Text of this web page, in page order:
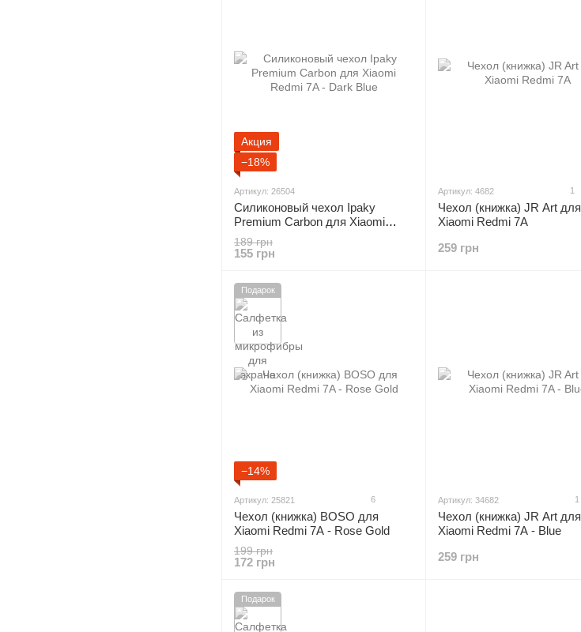
Акция
−18%
Артикул: 26504
Силиконовый чехол Ipaky
Premium Carbon для Xiaomi
Redmi 7A - Dark Blue
189 грн
155 грн
Артикул: 4682 1
Чехол (книжка) JR Art для
Xiaomi Redmi 7A
259 грн
Подарок
−14%
Артикул: 25821 6
Чехол (книжка) BOSO для
Xiaomi Redmi 7A - Rose Gold
199 грн
172 грн
Артикул: 34682 1
Чехол (книжка) JR Art для
Xiaomi Redmi 7A - Blue
259 грн
Подарок